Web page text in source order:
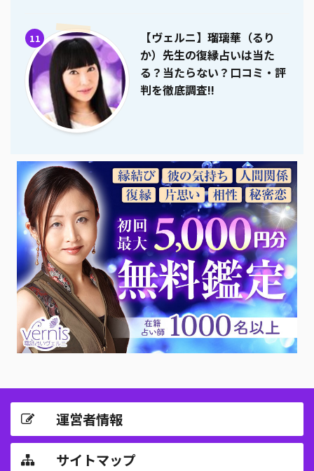
11
【ヴェルニ】瑠璃華（るり
か）先生の復縁占いは当た
る？当たらない？口コミ・評
判を徹底調査!!
運営者情報
サイトマップ